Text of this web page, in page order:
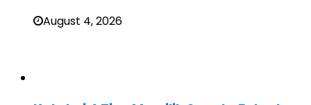
August 4, 2026